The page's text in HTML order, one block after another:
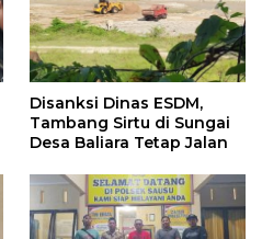
Disanksi Dinas ESDM,
Tambang Sirtu di Sungai
Desa Baliara Tetap Jalan